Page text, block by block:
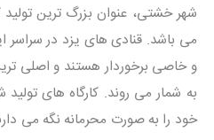
شهر خشتی، عنوان بزرگ ترین تولید
می باشد. قنادی های یزد در
و خاصی برخوردار هستند و اصلی
به شمار می روند. کارگاه های
خود را به صورت محرمانه نگه می